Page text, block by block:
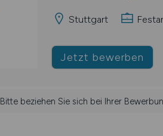
Stuttgart
Jetzt bewerben
Bitte beziehen Sie sich bei Ihrer